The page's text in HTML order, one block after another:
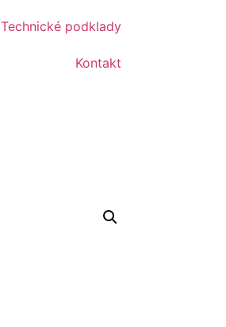
Technické podklady
Kontakt